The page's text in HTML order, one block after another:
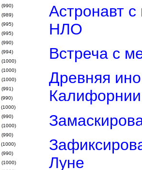
(990)
(989)
(995)
(995)
(990)
(994)
(1000)
(1000)
(1000)
(991)
(990)
(1000)
(990)
(1000)
(990)
(1000)
(990)
(1000)
Астронавт
НЛО
Встреча с
Древняя
Калифорнии
Луне